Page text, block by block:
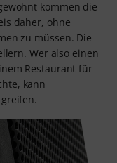
kommen die
daher, ohne
zu müssen. Die
Wer also einen
Restaurant für
kann